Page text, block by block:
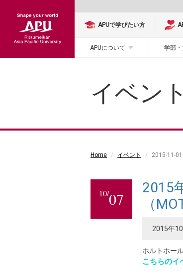
APUで学びたい方
APUについて 学部
イベント
Home イベント 2015-11-01
10/07
2015
（
2015年
ホルトホー
こちらのイ